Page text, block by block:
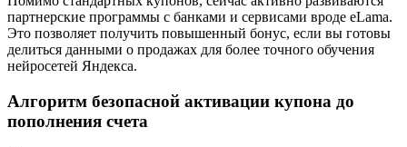
партнерские программы с банками и сервисами вроде eLama.
Это позволяет получить повышенный бонус, если вы готовы
делиться данными о продажах для более точного обучения
нейросетей Яндекса.
Алгоритм безопасной активации купона до
пополнения счета